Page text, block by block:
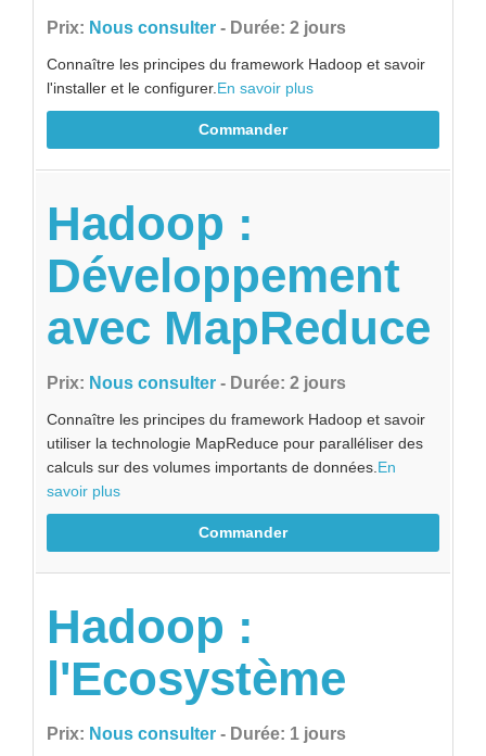
Prix: Nous consulter - Durée: 2 jours
Connaître les principes du framework Hadoop et savoir
l'installer et le configurer. En savoir plus
Commander
Hadoop :
Développement
avec MapReduce
Prix: Nous consulter - Durée: 2 jours
Connaître les principes du framework Hadoop et savoir
utiliser la technologie MapReduce pour paralléliser des
calculs sur des volumes importants de données. En
savoir plus
Commander
Hadoop :
l'Ecosystème
Prix: Nous consulter - Durée: 1 jours